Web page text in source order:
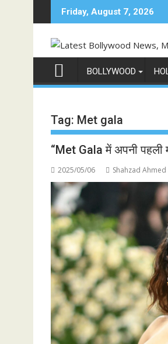
to
Friday, August 7, 2026
BOLLYWOOD
Tag: Met gala
“Met Gala में अपनी पहली
2025/05/06 Shahzad Ahmed